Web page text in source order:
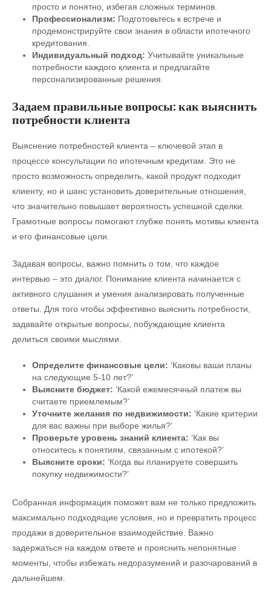
просто и понятно, избегая сложных терминов.
Профессионализм: Подготовьтесь к встрече и
продемонстрируйте свои знания в области ипотечного
кредитования.
Индивидуальный подход: Учитывайте уникальные
потребности каждого клиента и предлагайте
персонализированные решения.
Задаем правильные вопросы: как выяснить
потребности клиента
Выяснение потребностей клиента – ключевой этап в
процессе консультации по ипотечным кредитам. Это не
просто возможность определить, какой продукт подходит
клиенту, но и шанс установить доверительные отношения,
что значительно повышает вероятность успешной сделки.
Грамотные вопросы помогают глубже понять мотивы клиента
и его финансовые цели.
Задавая вопросы, важно помнить о том, что каждое
интервью – это диалог. Понимание клиента начинается с
активного слушания и умения анализировать полученные
ответы. Для того чтобы эффективно выяснить потребности,
задавайте открытые вопросы, побуждающие клиента
делиться своими мыслями.
Определите финансовые цели: ‘Каковы ваши планы
на следующие 5-10 лет?’
Выясните бюджет: ‘Какой ежемесячный платеж вы
считаете приемлемым?’
Уточните желания по недвижимости: ‘Какие критерии
для вас важны при выборе жилья?’
Проверьте уровень знаний клиента: ‘Как вы
относитесь к понятиям, связанным с ипотекой?’
Выясните сроки: ‘Когда вы планируете совершить
покупку недвижимости?’
Собранная информация поможет вам не только предложить
максимально подходящие условия, но и превратить процесс
продажи в доверительное взаимодействие. Важно
задержаться на каждом ответе и прояснить непонятные
моменты, чтобы избежать недоразумений и разочарований в
дальнейшем.